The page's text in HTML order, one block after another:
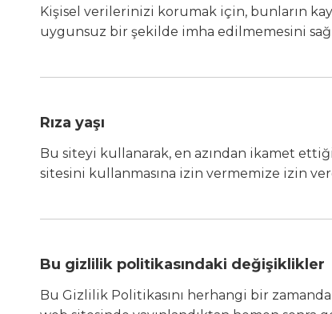
Kişisel verilerinizi korumak için, bunların
uygunsuz bir şekilde imha edilmemesini
Rıza yaşı
Bu siteyi kullanarak, en azından ikamet
sitesini kullanmasına izin vermemize izin
Bu gizlilik politikasındaki değişiklikler
Bu Gizlilik Politikasını herhangi bir